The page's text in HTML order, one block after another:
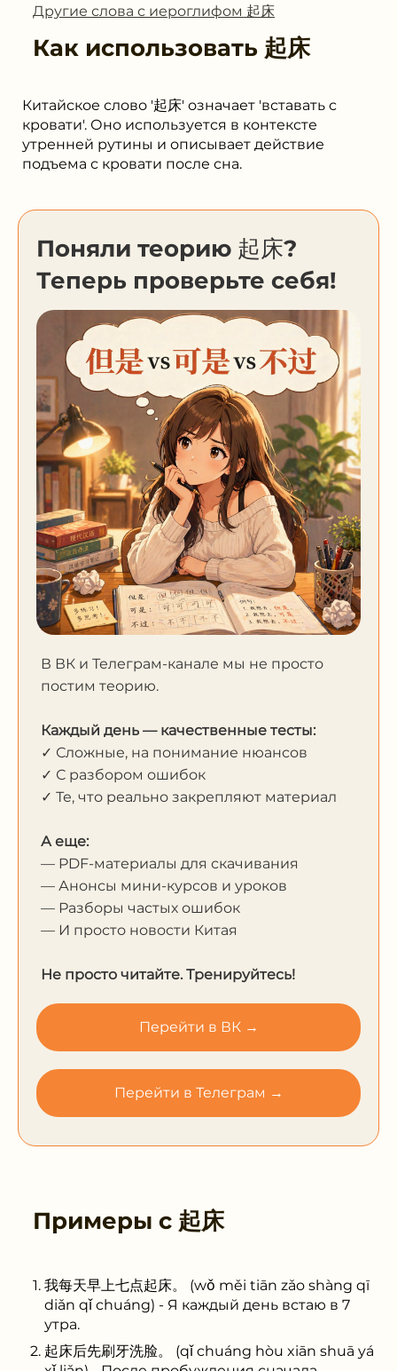
Другие слова с иероглифом 起床
Как использовать 起床
Китайское слово '起床' означает 'вставать с
кровати'. Оно используется в контексте
утренней рутины и описывает действие
подъема с кровати после сна.
Поняли теорию 起床?
Теперь проверьте себя!
В ВК и Телеграм-канале мы не просто
постим теорию.
Каждый день — качественные тесты:
✓ Сложные, на понимание нюансов
✓ С разбором ошибок
✓ Те, что реально закрепляют материал
А еще:
— PDF-материалы для скачивания
— Анонсы мини-курсов и уроков
— Разборы частых ошибок
— И просто новости Китая
Не просто читайте. Тренируйтесь!
Перейти в ВК →
Перейти в Телеграм →
Примеры с 起床
我每天早上七点起床。 (wǒ měi tiān zǎo shàng qī
diǎn qǐ chuáng) - Я каждый день встаю в 7
утра.
起床后先刷牙洗脸。 (qǐ chuáng hòu xiān shuā yá